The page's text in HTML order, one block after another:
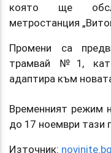
която ще
метростанция
Промени са
трамвай №1,
адаптира към
Временният режим
до 17 ноември тази
Източник: novinite.bg